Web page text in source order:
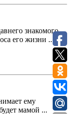
знакомого,
его жизни ...
ему
мамой ...